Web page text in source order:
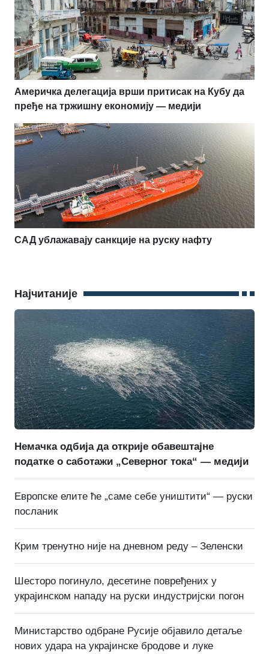
Америчка делегација врши притисак на Кубу да
пређе на тржишну економију — медији
САД ублажавају санкције на руску нафту
Најчитаније
Немачка одбија да открије обавештајне
податке о саботажи „Северног тока“ — медији
Европске елите ће „саме себе уништити“ — руски
посланик
Крим тренутно није на дневном реду – Зеленски
Шесторо погинуло, десетине повређених у
украјинском нападу на руски индустријски погон
Министарство одбране Русије објавило детаље
нових удара на украјинске бродове и луке